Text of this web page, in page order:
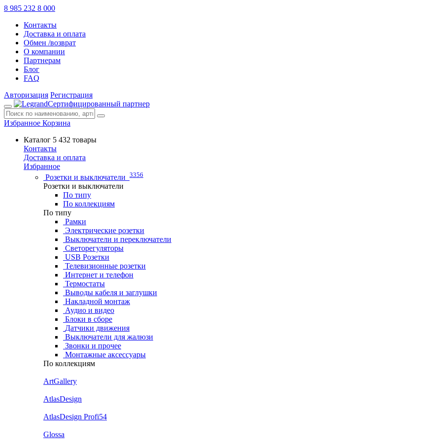
8 985 232 8 000
Контакты
Доставка и оплата
Обмен /возврат
О компании
Партнерам
Блог
FAQ
Авторизация Регистрация
Сертифицированный партнер
Избранное Корзина
Каталог 5 432 товары
Контакты
Доставка и оплата
Избранное
Розетки и выключатели 3356
Розетки и выключатели
По типу
По коллекциям
По типу
Рамки
Электрические розетки
Выключатели и переключатели
Светорегуляторы
USB Розетки
Телевизионные розетки
Интернет и телефон
Термостаты
Выводы кабеля и заглушки
Накладной монтаж
Аудио и видео
Блоки в сборе
Датчики движения
Выключатели для жалюзи
Звонки и прочее
Монтажные аксессуары
По коллекциям
ArtGallery
AtlasDesign
AtlasDesign Profi54
Glossa